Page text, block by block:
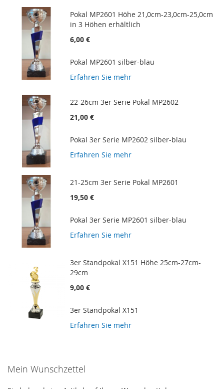
Pokal MP2601 Höhe 21,0cm-23,0cm-25,0cm
in 3 Höhen erhältlich
6,00 €
Pokal MP2601 silber-blau
Erfahren Sie mehr
22-26cm 3er Serie Pokal MP2602
21,00 €
Pokal 3er Serie MP2602 silber-blau
Erfahren Sie mehr
21-25cm 3er Serie Pokal MP2601
19,50 €
Pokal 3er Serie MP2601 silber-blau
Erfahren Sie mehr
3er Standpokal X151 Höhe 25cm-27cm-
29cm
9,00 €
3er Standpokal X151
Erfahren Sie mehr
Mein Wunschzettel